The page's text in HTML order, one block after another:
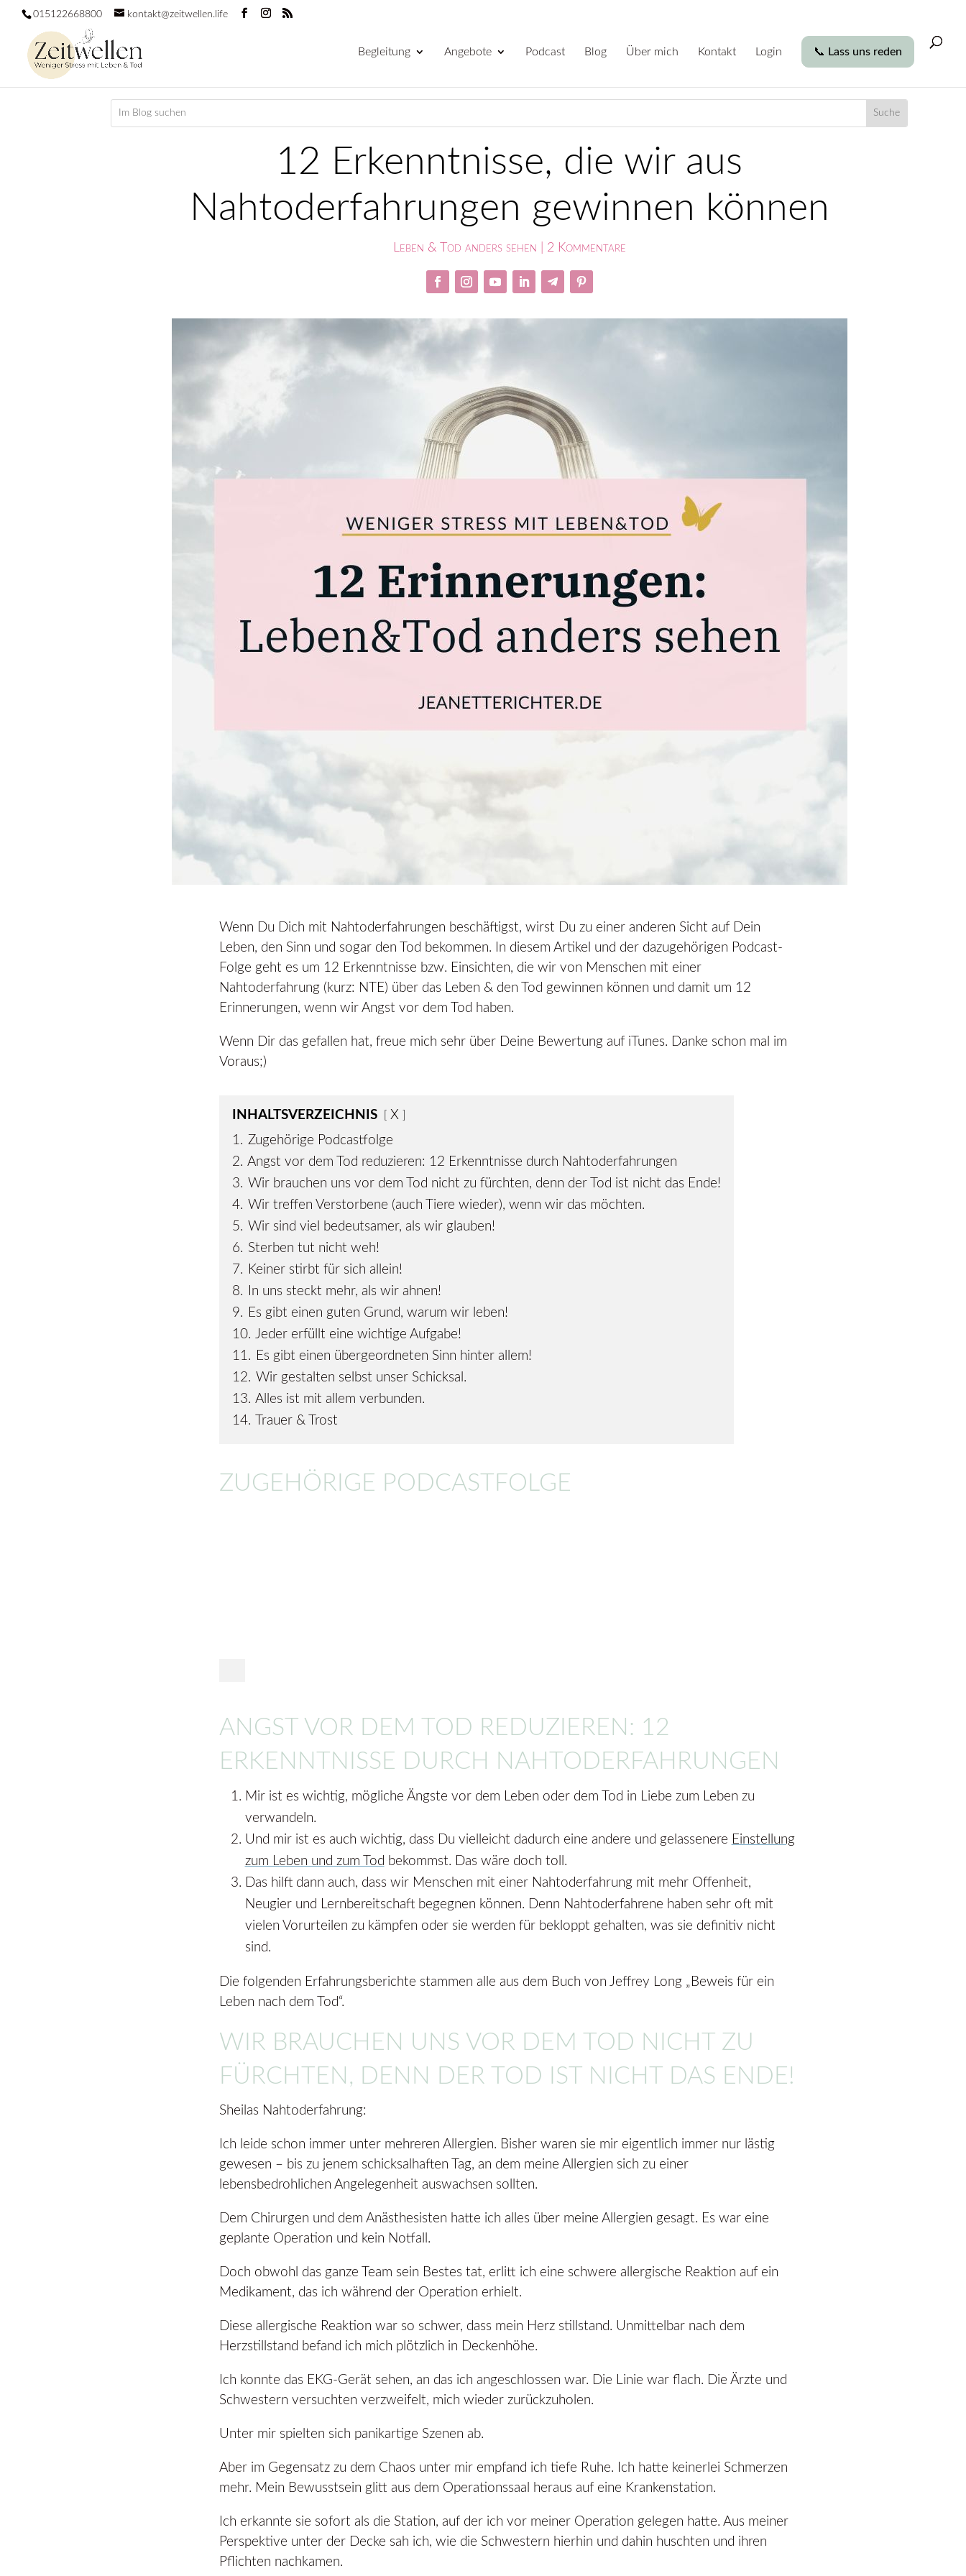
015122668800 kontakt@zeitwellen.life
Begleitung Angebote Podcast Blog Über mich Kontakt Login 📞 Lass uns reden
12 Erkenntnisse, die wir aus
Nahtoderfahrungen gewinnen können
Leben & Tod anders sehen 2 Kommentare
Wenn Du Dich mit Nahtoderfahrungen beschäftigst, wirst Du zu einer anderen Sicht auf Dein
Leben, den Sinn und sogar den Tod bekommen. In diesem Artikel und der dazugehörigen Podcast-
Folge geht es um 12 Erkenntnisse bzw. Einsichten, die wir von Menschen mit einer
Nahtoderfahrung (kurz: NTE) über das Leben & den Tod gewinnen können und damit um 12
Erinnerungen, wenn wir Angst vor dem Tod haben.
Wenn Dir das gefallen hat, freue mich sehr über Deine Bewertung auf iTunes. Danke schon mal im
Voraus;)
INHALTSVERZEICHNIS
X
1. Zugehörige Podcastfolge
2. Angst vor dem Tod reduzieren: 12 Erkenntnisse durch Nahtoderfahrungen
3. Wir brauchen uns vor dem Tod nicht zu fürchten, denn der Tod ist nicht das Ende!
4. Wir treffen Verstorbene (auch Tiere wieder), wenn wir das möchten.
5. Wir sind viel bedeutsamer, als wir glauben!
6. Sterben tut nicht weh!
7. Keiner stirbt für sich allein!
8.
In uns steckt mehr, als wir ahnen!
9. Es gibt einen guten Grund, warum wir leben!
10. Jeder erfüllt eine wichtige Aufgabe!
11. Es gibt einen übergeordneten Sinn hinter allem!
12. Wir gestalten selbst unser Schicksal.
13. Alles ist mit allem verbunden.
14.
Trauer & Trost
ZUGEHÖRIGE PODCASTFOLGE
ANGST VOR DEM TOD REDUZIEREN: 12
ERKENNTNISSE DURCH NAHTODERFAHRUNGEN
Mir ist es wichtig, mögliche Ängste vor dem Leben oder dem Tod in Liebe zum Leben zu
verwandeln.
Und mir ist es auch wichtig, dass Du vielleicht dadurch eine andere und gelassenere Einstellung
zum Leben und zum Tod bekommst. Das wäre doch toll.
Das hilft dann auch, dass wir Menschen mit einer Nahtoderfahrung mit mehr Offenheit,
Neugier und Lernbereitschaft begegnen können. Denn Nahtoderfahrene haben sehr oft mit
vielen Vorurteilen zu kämpfen oder sie werden für bekloppt gehalten, was sie definitiv nicht
sind.
Die folgenden Erfahrungsberichte stammen alle aus dem Buch von Jeffrey Long „Beweis für ein
Leben nach dem Tod“.
WIR BRAUCHEN UNS VOR DEM TOD NICHT ZU
FÜRCHTEN, DENN DER TOD IST NICHT DAS ENDE!
Sheilas Nahtoderfahrung:
Ich leide schon immer unter mehreren Allergien. Bisher waren sie mir eigentlich immer nur lästig
gewesen – bis zu jenem schicksalhaften Tag, an dem meine Allergien sich zu einer
lebensbedrohlichen Angelegenheit auswachsen sollten.
Dem Chirurgen und dem Anästhesisten hatte ich alles über meine Allergien gesagt. Es war eine
geplante Operation und kein Notfall.
Doch obwohl das ganze Team sein Bestes tat, erlitt ich eine schwere allergische Reaktion auf ein
Medikament, das ich während der Operation erhielt.
Diese allergische Reaktion war so schwer, dass mein Herz stillstand. Unmittelbar nach dem
Herzstillstand befand ich mich plötzlich in Deckenhöhe.
Ich konnte das EKG-Gerät sehen, an das ich angeschlossen war. Die Linie war flach. Die Ärzte und
Schwestern versuchten verzweifelt, mich wieder zurückzuholen.
Unter mir spielten sich panikartige Szenen ab.
Aber im Gegensatz zu dem Chaos unter mir empfand ich tiefe Ruhe. Ich hatte keinerlei Schmerzen
mehr. Mein Bewusstsein glitt aus dem Operationssaal heraus auf eine Krankenstation.
Ich erkannte sie sofort als die Station, auf der ich vor meiner Operation gelegen hatte. Aus meiner
Perspektive unter der Decke sah ich, wie die Schwestern hierhin und dahin huschten und ihren
Pflichten nachkamen.